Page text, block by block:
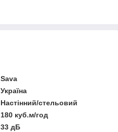
Sava
Україна
Настінний/стельовий
180 куб.м/год
33 дБ